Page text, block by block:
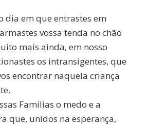
dia em que entrastes em
vossa tenda no chão
mais ainda, em nosso
os intransigentes, que
encontrar naquela criança
Famílias o medo e a
que, unidos na esperança,